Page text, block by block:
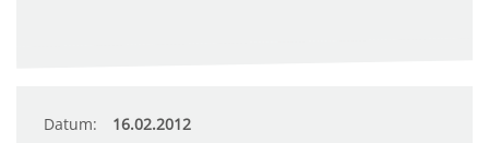
Datum: 16.02.2012